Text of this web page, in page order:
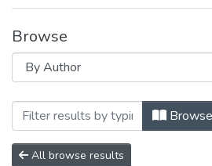
Browse
Browsing Browse
All browse results